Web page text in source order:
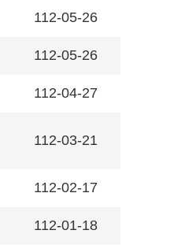
112-05-26
112-05-26
112-04-27
112-03-21
112-02-17
112-01-18